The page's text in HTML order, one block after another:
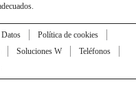
Política de cookies
Soluciones W
Teléfonos